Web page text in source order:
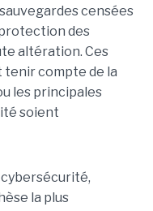
censées
des
altération. Ces
compte de la
les principales
soient
la plus